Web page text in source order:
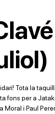
Tota la
fons per a
Moral i Paul